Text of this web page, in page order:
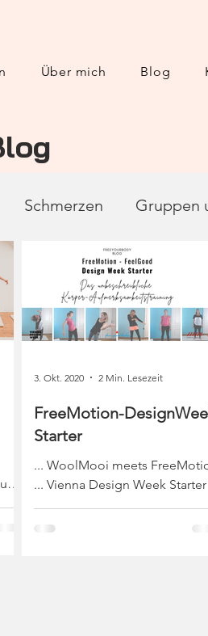
Über mich Blog
Schmerzen Gruppen
FreeMotion-
Starter
... WoolMooi meets
... Vienna Design Week Starter
interdiziplinär arbeitenden
3. Okt. 2020 2 Min. Lesezeit